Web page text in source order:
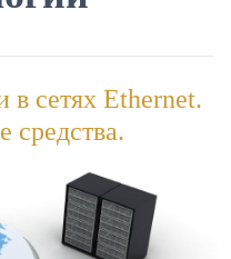
сетях Ethernet.
средства.